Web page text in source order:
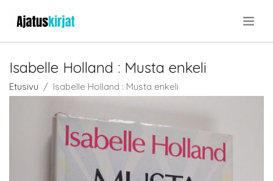
Isabelle Holland : Musta enkeli
Etusivu Isabelle Holland : Musta enkeli